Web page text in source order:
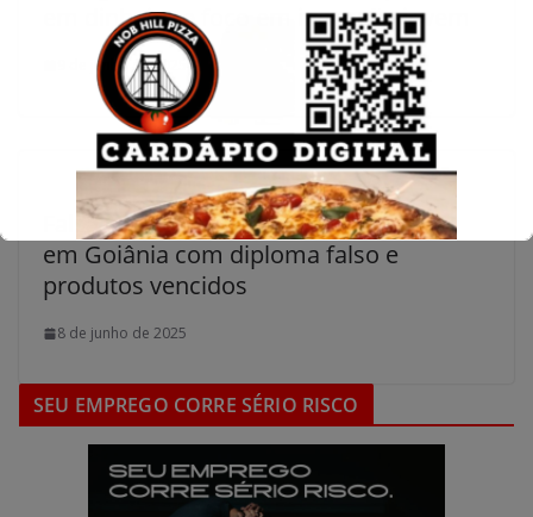
em dinheiro e foco em inovação jovem
9 de junho de 2025
Falsa enfermeira é presa em flagrante
em Goiânia com diploma falso e
produtos vencidos
8 de junho de 2025
SEU EMPREGO CORRE SÉRIO RISCO